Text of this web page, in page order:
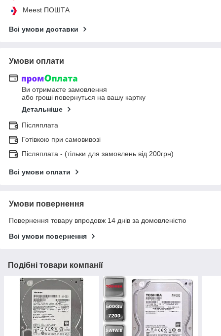
Meest ПОШТА
Всі умови доставки
Умови оплати
Ви отримаєте замовлення
або гроші повернуться на вашу картку
Детальніше
Післяплата
Готівкою при самовивозі
Післяплата - (тільки для замовлень від 200грн)
Всі умови оплати
Умови повернення
Повернення товару впродовж 14 днів за домовленістю
Всі умови повернення
Подібні товари компанії